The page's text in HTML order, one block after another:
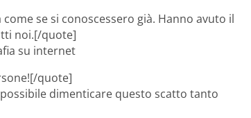
se si conoscessero già. Hanno avuto il
noi.[/quote]
su internet
quote]
dimenticare questo scatto tanto